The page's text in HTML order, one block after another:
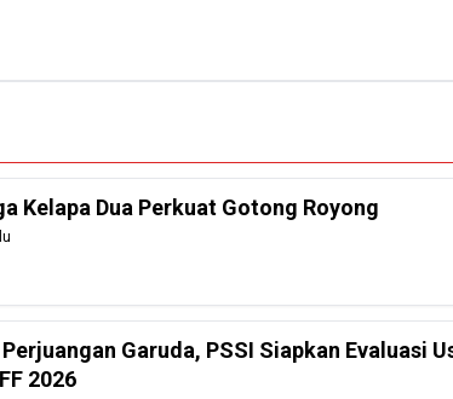
Kelapa Dua Perkuat Gotong Royong
Garuda, PSSI Siapkan Evaluasi
2026